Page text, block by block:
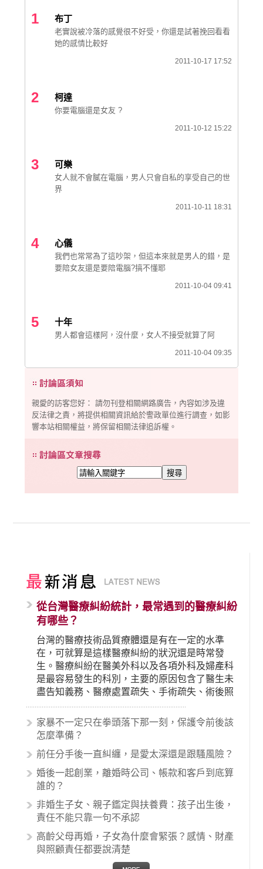
1 布丁
老實說被冷落的感覺很不好受，你還是試著挽回看看
她的感情比較好
2011-10-17 17:52
2 柯達
你要電腦還是女友 ?
2011-10-12 15:22
3 可樂
女人就不會膩在電腦，男人只會自私的享受自己的世
界
2011-10-11 18:31
4 心儀
我們也常常為了這吵架，但這本來就是男人的錯，是
要陪女友還是要陪電腦?搞不懂耶
2011-10-04 09:41
5 十年
男人都會這樣阿，沒什麼，女人不接受就算了阿
2011-10-04 09:35
親愛的訪客您好： 請勿刊登相關網路廣告，內容如涉及違
反法律之責，將提供相關資訊給於警政單位進行調查，如影
響本站相關權益，將保留相關法律追訴權。
從台灣醫療糾紛統計，最常遇到的醫療糾紛
有哪些？
台灣的醫療技術品質療體還是有在一定的水準
在，可就算是這樣醫療糾紛的狀況還是時常發
生。醫療糾紛在醫美外科以及各項外科及婦產科
是最容易發生的科別，主要的原因包含了醫生未
盡告知義務、醫療處置疏失、手術疏失、術後照
顧失當、醫療費用的收取。雖然醫學進步，但醫
生與病患之間引起的糾紛還是經常發生。很多案
例中最後都走向訴訟流程，我們如果不幸遇到相
的內容其實非常多，有些案例…
家暴不一定只在拳頭落下那一刻，保護令前後該
怎麼準備？
前任分手後一直糾纏，是愛太深還是跟騷風險？
婚後一起創業，離婚時公司、帳款和客戶到底算
誰的？
非婚生子女、親子鑑定與扶養費：孩子出生後，
責任不能只靠一句不承認
高齡父母再婚，子女為什麼會緊張？感情、財產
與照顧責任都要說清楚